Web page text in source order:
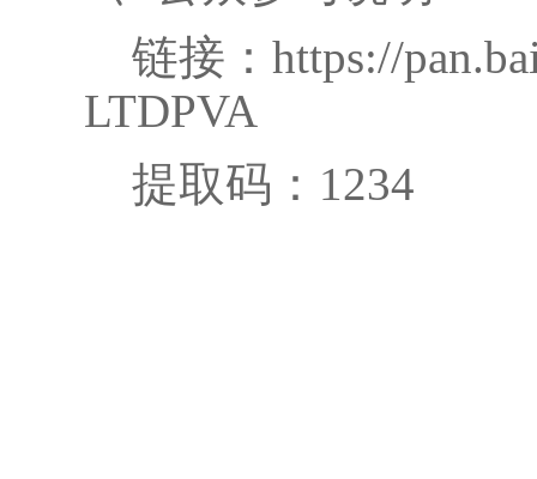
链接：https://
LTDPVA
提取码：1234